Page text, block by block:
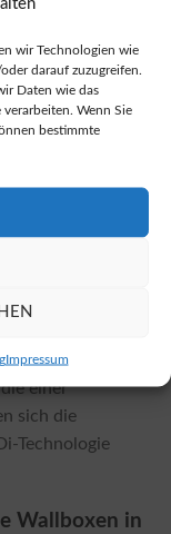
wir Technologien wie
darauf zuzugreifen.
Daten wie das
Wenn Sie
bestimmte
Impressum
erwerben:Kauf
welche Wallbox-
der
die Installation
einer
sich die
Technologie
Wallboxen in